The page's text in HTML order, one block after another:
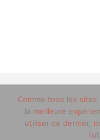
© 2012-2020
Comme tous les
la meilleure
utiliser ce dernier,